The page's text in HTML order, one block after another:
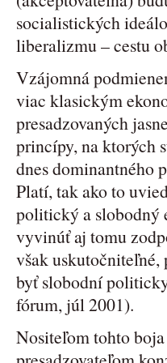
socialistických
liberalizmu – cestu
Vzájomná
viac klasickým
presadzovaných
princípy, na ktorých
dnes dominantného
Platí, tak ako to
politický a slobodný
vyvinúť aj tomu
však uskutočniteľné,
byť slobodní
fórum, júl 2001).
Nositeľom tohto